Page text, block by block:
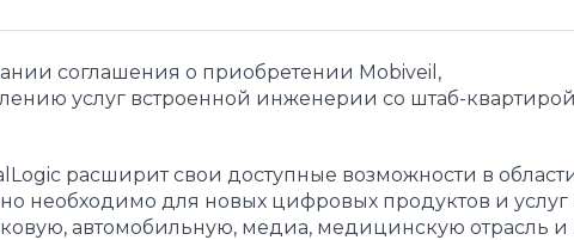
соглашения о приобретении Mobiveil,
услуг встроенной инженерии со штаб-
расширит свои доступные возможности в
необходимо для новых цифровых продуктов и услуг
автомобильную, медиа, медицинскую отрасль и